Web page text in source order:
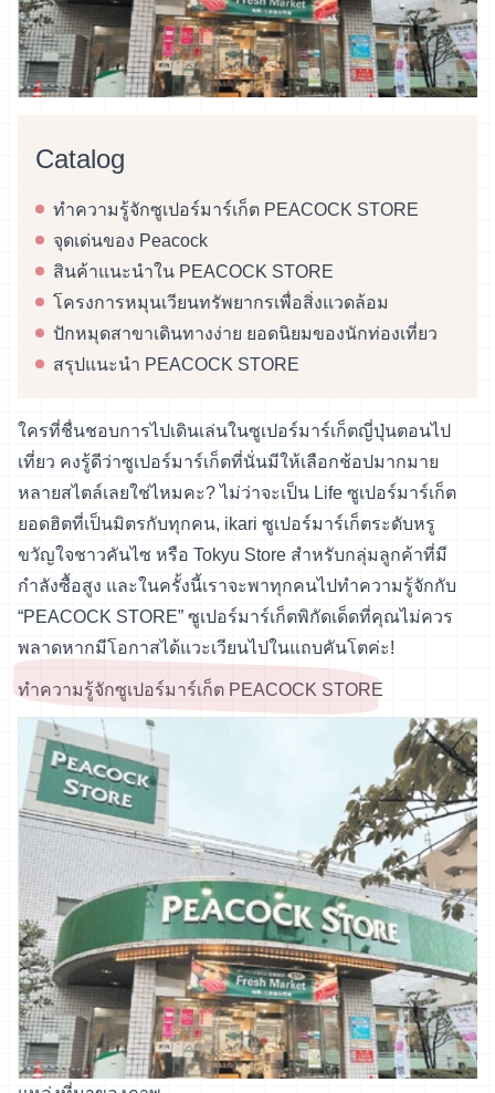
Catalog
ทำความรู้จักซูเปอร์มาร์เก็ต PEACOCK STORE
จุดเด่นของ Peacock
สินค้าแนะนำใน PEACOCK STORE
โครงการหมุนเวียนทรัพยากรเพื่อสิ่งแวดล้อม
ปักหมุดสาขาเดินทางง่าย ยอดนิยมของนักท่องเที่ยว
สรุปแนะนำ PEACOCK STORE
ใครที่ชื่นชอบการไปเดินเล่นในซูเปอร์มาร์เก็ตญี่ปุ่นตอนไป
เที่ยว คงรู้ดีว่าซูเปอร์มาร์เก็ตที่นั่นมีให้เลือกช้อปมากมาย
หลายสไตล์เลยใช่ไหมคะ? ไม่ว่าจะเป็น Life ซูเปอร์มาร์เก็ต
ยอดฮิตที่เป็นมิตรกับทุกคน, ikari ซูเปอร์มาร์เก็ตระดับหรู
ขวัญใจชาวคันไซ หรือ Tokyu Store สำหรับกลุ่มลูกค้าที่มี
กำลังซื้อสูง และในครั้งนี้เราจะพาทุกคนไปทำความรู้จักกับ
“PEACOCK STORE” ซูเปอร์มาร์เก็ตพิกัดเด็ดที่คุณไม่ควร
พลาดหากมีโอกาสได้แวะเวียนไปในแถบคันโตค่ะ!
ทำความรู้จักซูเปอร์มาร์เก็ต PEACOCK STORE